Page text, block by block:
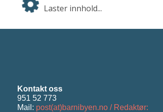
Laster innhold...
Kontakt oss
951 52 773
Mail: post(at)barnibyen.no / Redaktør: